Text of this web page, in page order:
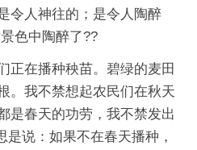
令人神往的；是令人陶醉
色中陶醉了??
正在播种秧苗。碧绿的麦田
。我不禁想起农民们在秋天
是春天的功劳，我不禁发出
说：如果不在春天播种，